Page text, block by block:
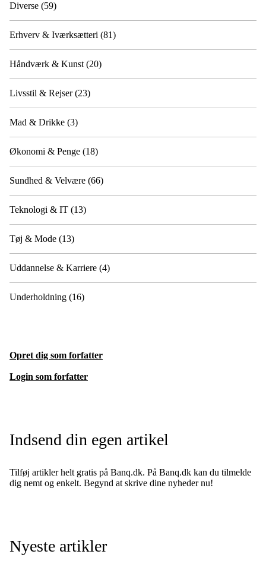
Diverse (59)
Erhverv & Iværksætteri (81)
Håndværk & Kunst (20)
Livsstil & Rejser(23)
Mad & Drikke (3)
Økonomi & Penge (18)
Sundhed & Velvære (66)
Teknologi & IT (13)
Tøj & Mode (13)
Uddannelse & Karriere (4)
Underholdning (16)
Opret dig som forfatter
Login som forfatter
Indsend din egen artikel
Tilføj artikler helt gratis på Banq.dk. På Banq.dk kan du tilmelde
dig nemt og enkelt. Begynd at skrive dine nyheder nu!
Nyeste artikler